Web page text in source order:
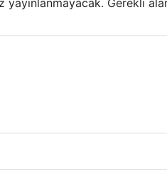
yayınlanmayacak. Gerekli